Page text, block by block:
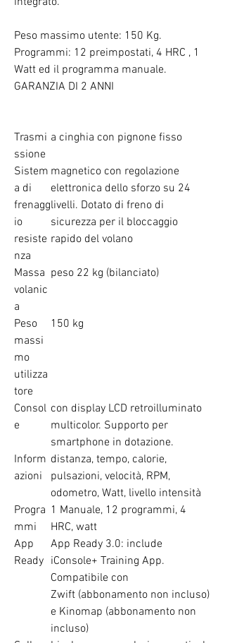
Peso massimo utente: 150 Kg.
Programmi: 12 preimpostati, 4 HRC , 1
Watt ed il programma manuale.
GARANZIA DI 2 ANNI
Trasmi
ssione
a cinghia con pignone fisso
Sistem
a di
frenagg
io
resiste
nza
magnetico con regolazione
elettronica dello sforzo su 24
livelli. Dotato di freno di
sicurezza per il bloccaggio
rapido del volano
Massa
volanic
a
peso 22 kg (bilanciato)
Peso
massi
mo
utilizza
tore
150 kg
Consol
e
con display LCD retroilluminato
multicolor. Supporto per
smartphone in dotazione.
Inform
azioni
distanza, tempo, calorie,
pulsazioni, velocità, RPM,
odometro, Watt, livello intensità
Progra
mmi
1 Manuale, 12 programmi, 4
HRC, watt
App
Ready
App Ready 3.0: include
iConsole+ Training App.
Compatibile con
Zwift (abbonamento non incluso)
e Kinomap (abbonamento non
incluso)